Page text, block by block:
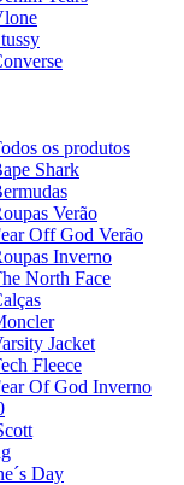
os produtos
Shark
Verão
Off God Verão
Inverno
North Face
Jacket
Fleece
Of God Inverno
Day